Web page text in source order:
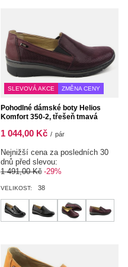
SLEVOVÁ AKCE ZMĚNA CENY
Pohodlné dámské boty Helios
Komfort 350-2, třešeň tmavá
1 044,00 Kč / pár
Nejnižší cena za posledních 30
dnů před slevou:
1 491,00 Kč -29%
VELIKOST: 38